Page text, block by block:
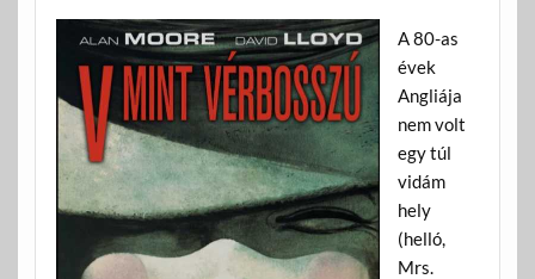
A 80-as
évek
Angliája
nem volt
egy túl
vidám
hely
(helló,
Mrs.